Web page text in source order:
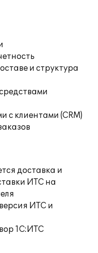
и структура
с клиентами (CRM)
доставка и
ИТС на
ИТС и
1С:ИТС